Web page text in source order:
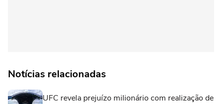
Notícias relacionadas
UFC revela prejuízo milionário com realização de